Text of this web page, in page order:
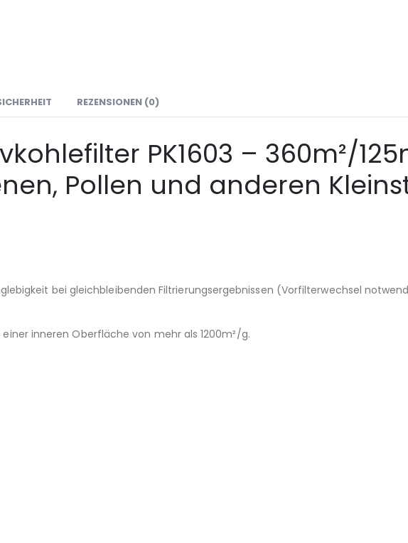
REZENSIONEN (0)
PK1603 – 360m²/
Pollen und anderen
bei gleichbleibenden Filtrierungsergebnissen (Vorfilterwechsel
inneren Oberfläche von mehr als 1200m²/g.